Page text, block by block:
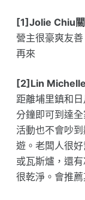
[1]Jolie Chiu
營主很豪爽友
再來
[2]Lin
距離埔里鎮和
分鐘即可到達
活動也不會吵
遊。老闆人很
或瓦斯爐，還
很乾淨。會推薦